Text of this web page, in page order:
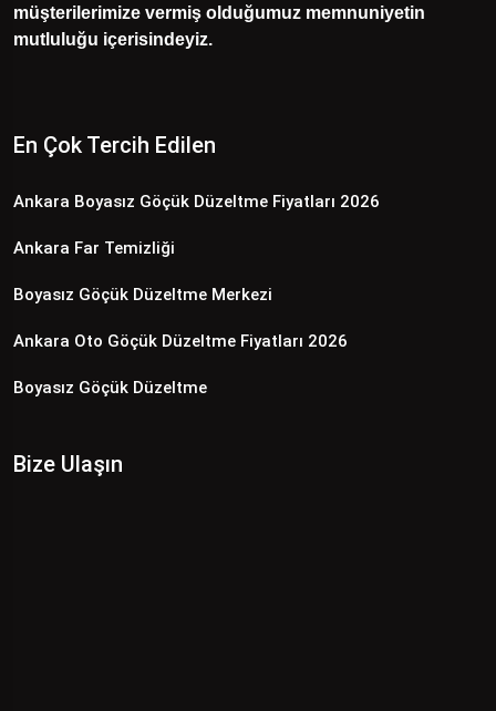
müşterilerimize vermiş olduğumuz memnuniyetin
mutluluğu içerisindeyiz.
En Çok Tercih Edilen
Ankara Boyasız Göçük Düzeltme Fiyatları 2026
Ankara Far Temizliği
Boyasız Göçük Düzeltme Merkezi
Ankara Oto Göçük Düzeltme Fiyatları 2026
Boyasız Göçük Düzeltme
Bize Ulaşın